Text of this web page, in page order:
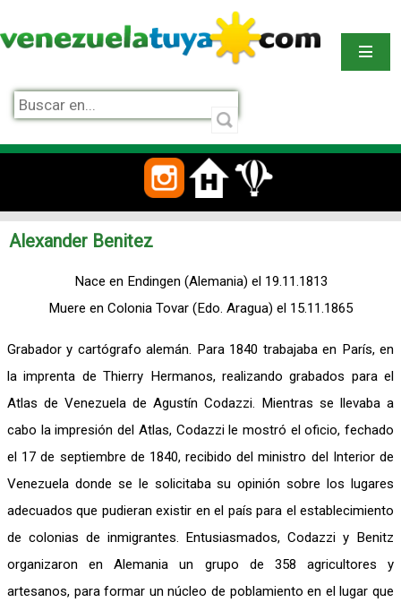
Alexander Benitez
Nace en Endingen (Alemania) el 19.11.1813
Muere en Colonia Tovar (Edo. Aragua) el 15.11.1865
Grabador y cartógrafo alemán. Para 1840 trabajaba en París, en
la imprenta de Thierry Hermanos, realizando grabados para el
Atlas de Venezuela de Agustín Codazzi. Mientras se llevaba a
cabo la impresión del Atlas, Codazzi le mostró el oficio, fechado
el 17 de septiembre de 1840, recibido del ministro del Interior de
Venezuela donde se le solicitaba su opinión sobre los lugares
adecuados que pudieran existir en el país para el establecimiento
de colonias de inmigrantes. Entusiasmados, Codazzi y Benitz
organizaron en Alemania un grupo de 358 agricultores y
artesanos, para formar un núcleo de poblamiento en el lugar que